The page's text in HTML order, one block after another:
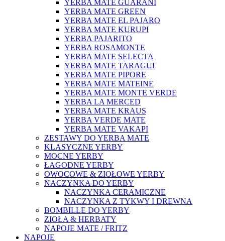
YERBA MATE GUARANI
YERBA MATE GREEN
YERBA MATE EL PAJARO
YERBA MATE KURUPI
YERBA PAJARITO
YERBA ROSAMONTE
YERBA MATE SELECTA
YERBA MATE TARAGUI
YERBA MATE PIPORE
YERBA MATE MATEINE
YERBA MATE MONTE VERDE
YERBA LA MERCED
YERBA MATE KRAUS
YERBA VERDE MATE
YERBA MATE VAKAPI
ZESTAWY DO YERBA MATE
KLASYCZNE YERBY
MOCNE YERBY
ŁAGODNE YERBY
OWOCOWE & ZIOŁOWE YERBY
NACZYNKA DO YERBY
NACZYNKA CERAMICZNE
NACZYNKA Z TYKWY I DREWNA
BOMBILLE DO YERBY
ZIOŁA & HERBATY
NAPOJE MATE / FRITZ
NAPOJE